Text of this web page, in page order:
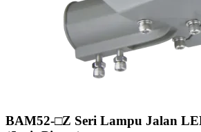
BAM52-□Z Seri Lampu Jalan